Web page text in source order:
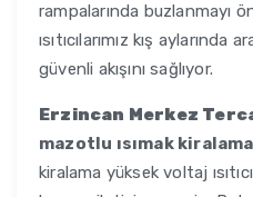
rampalarında buzlanmayı
ısıtıcılarımız kış
güvenli akışını sağlıyor.
Erzincan Merkez
mazotlu ısımak kiralama
kiralama yüksek voltaj